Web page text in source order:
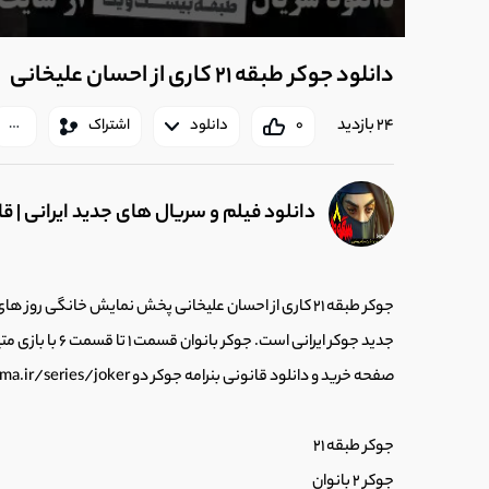
دانلود جوکر طبقه 21 کاری از احسان علیخانی
0 دانلود اشتراک 24 بازدید
دانلود فیلم و سریال های جدید ایرانی |
جدید جوکر
صفحه خرید و دانلود قانونی بنرامه جوکر دو https://boxnama.ir/series/joker
جوکر طبقه 21
جوکر 2 بانوان